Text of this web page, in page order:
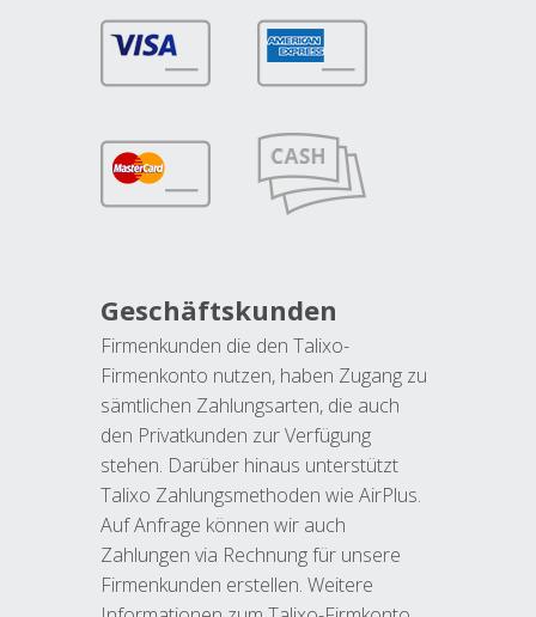
Geschäftskunden
Firmenkunden die den Talixo-
Firmenkonto nutzen, haben Zugang zu
sämtlichen Zahlungsarten, die auch
den Privatkunden zur Verfügung
stehen. Darüber hinaus unterstützt
Talixo Zahlungsmethoden wie AirPlus.
Auf Anfrage können wir auch
Zahlungen via Rechnung für unsere
Firmenkunden erstellen. Weitere